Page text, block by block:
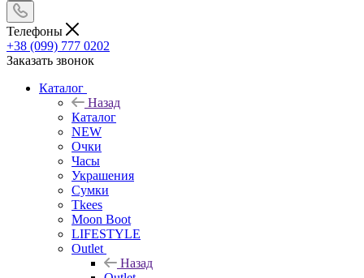
Телефоны
+38 (099) 777 0202
Заказать звонок
Каталог
Назад
Каталог
NEW
Очки
Часы
Украшения
Сумки
Tkees
Moon Boot
LIFESTYLE
Outlet
Назад